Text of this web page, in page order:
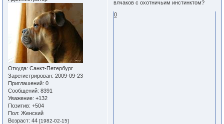
Откуда: Санкт-Петербург
Зарегистрирован: 2009-09-23
Приглашений: 0
Сообщений: 8391
Уважение: +132
Позитив: +504
Пол: Женский
Возраст: 44[1982-02-15]
влчаков с охотничьим инстинктом?
0